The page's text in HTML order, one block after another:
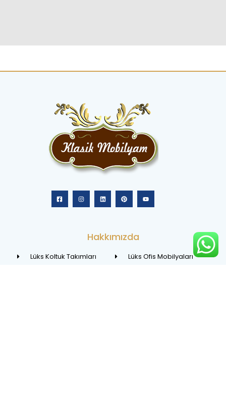
Hakkımızda
Lüks Koltuk Takımları
Lüks Ofis Mobilyaları